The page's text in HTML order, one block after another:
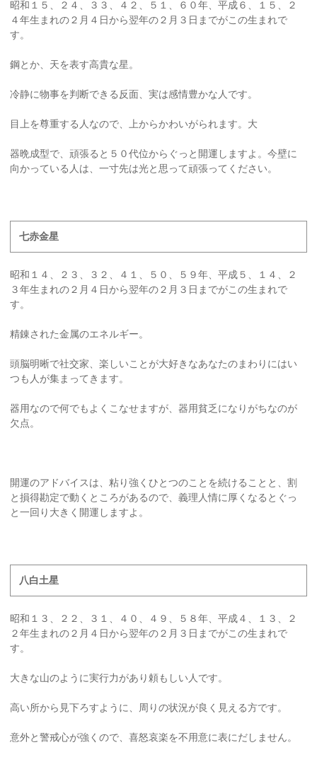
昭和１５、２４、３３、４２、５１、６０年、平成６、１５、２
４年生まれの２月４日から翌年の２月３日までがこの生まれで
す。
鋼とか、天を表す高貴な星。
冷静に物事を判断できる反面、実は感情豊かな人です。
目上を尊重する人なので、上からかわいがられます。大
器晩成型で、頑張ると５０代位からぐっと開運しますよ。今壁に
向かっている人は、一寸先は光と思って頑張ってください。
七赤金星
昭和１４、２３、３２、４１、５０、５９年、平成５、１４、２
３年生まれの２月４日から翌年の２月３日までがこの生まれで
す。
精錬された金属のエネルギー。
頭脳明晰で社交家、楽しいことが大好きなあなたのまわりにはい
つも人が集まってきます。
器用なので何でもよくこなせますが、器用貧乏になりがちなのが
欠点。
開運のアドバイスは、粘り強くひとつのことを続けることと、割
と損得勘定で動くところがあるので、義理人情に厚くなるとぐっ
と一回り大きく開運しますよ。
八白土星
昭和１３、２２、３１、４０、４９、５８年、平成４、１３、２
２年生まれの２月４日から翌年の２月３日までがこの生まれで
す。
大きな山のように実行力があり頼もしい人です。
高い所から見下ろすように、周りの状況が良く見える方です。
意外と警戒心が強くので、喜怒哀楽を不用意に表にだしません。